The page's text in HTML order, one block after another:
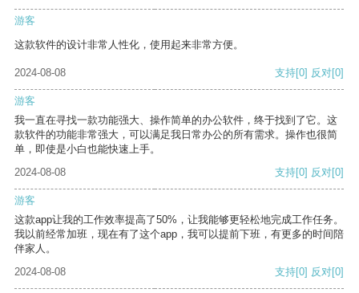
游客
这款软件的设计非常人性化，使用起来非常方便。
2024-08-08 支持[0] 反对[0]
游客
我一直在寻找一款功能强大、操作简单的办公软件，终于找到了它。这
款软件的功能非常强大，可以满足我日常办公的所有需求。操作也很简
单，即使是小白也能快速上手。
2024-08-08
支持[0] 反对[0]
游客
这款app让我的工作效率提高了50%，让我能够更轻松地完成工作任务。
我以前经常加班，现在有了这个app，我可以提前下班，有更多的时间陪
伴家人。
2024-08-08
支持[0] 反对[0]